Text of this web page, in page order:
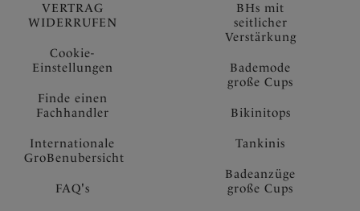
VERTRAG
WIDERRUFEN
Cookie-
Einstellungen
Finde einen
Fachhandler
Internationale
GroBenubersicht
FAQ's
BHs mit
seitlicher
Verstärkung
Bademode
große Cups
Bikinitops
Tankinis
Badeanzüge
große Cups